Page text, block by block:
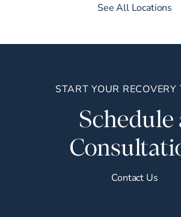
See All Locations
START YOUR RECOVERY
Schedule
Contact Us